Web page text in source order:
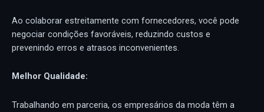
Ao colaborar estreitamente com fornecedores, você pode
negociar condições favoráveis, reduzindo custos e
prevenindo erros e atrasos inconvenientes.
Melhor Qualidade:
Trabalhando em parceria, os empresários da moda têm a